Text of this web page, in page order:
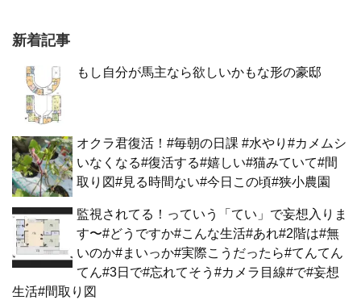
新着記事
もし自分が馬主なら欲しいかもな形の豪邸
オクラ君復活！#毎朝の日課 #水やり#カメムシ
いなくなる#復活する#嬉しい#猫みていて#間
取り図#見る時間ない#今日この頃#狭小農園
監視されてる！っていう「てい」で妄想入りま
す〜#どうですか#こんな生活#あれ#2階は#無
いのか#まいっか#実際こうだったら#てんてん
てん#3日で#忘れてそう#カメラ目線#で#妄想
生活#間取り図